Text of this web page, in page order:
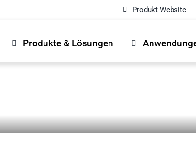
Produkt Website
Produkte & Lösungen